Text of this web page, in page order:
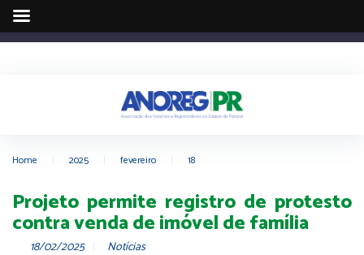
Home 2025 fevereiro 18
Projeto permite registro de protesto
contra venda de imóvel de família
18/02/2025 Notícias